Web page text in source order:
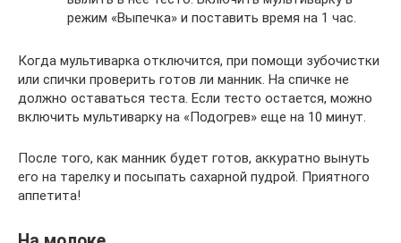
режим «Выпечка» и поставить время на 1 час.
Когда мультиварка отключится, при помощи зубочистки
или спички проверить готов ли манник. На спичке не
должно оставаться теста. Если тесто остается, можно
включить мультиварку на «Подогрев» еще на 10 минут.
После того, как манник будет готов, аккуратно вынуть
его на тарелку и посыпать сахарной пудрой. Приятного
аппетита!